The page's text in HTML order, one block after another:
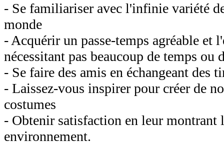
- Se familiariser avec l'infinie variété
monde
- Acquérir un passe-temps agréable et
nécessitant pas beaucoup de temps ou
- Se faire des amis en échangeant des
- Laissez-vous inspirer pour créer de
costumes
- Obtenir satisfaction en leur montrant
environnement.